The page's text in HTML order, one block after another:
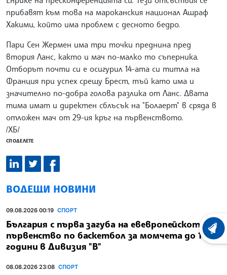
прибавят към това на мароканския национал Ашраф
Хакими, който има проблем с десното бедро.
Пари Сен Жермен има три точки преднина пред
втория Ланс, както и мач по-малко то съперника.
Отборът почти си е осигурил 14-ата си титла на
Франция при успех срещу Брест, тъй като има и
значително по-добра голова разлика от Ланс. Двата
тима имат и директен сблъсък на "Болаерт" в сряда в
отложен мач от 29-ия кръг на първенството.
/ХБ/
СПОДЕЛЕТЕ
ВОДЕЩИ НОВИНИ
09.08.2026 00:19 СПОРТ
България с първа загуба на евевропейското
първенство по баскетбол за момчета до 16
години в Дивизия "В"
08.08.2026 23:08 СПОРТ